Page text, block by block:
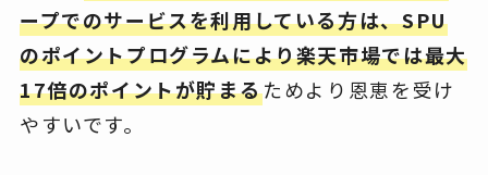
ープでのサービスを利用している方は、SPU
のポイントプログラムにより楽天市場では最大
17倍のポイントが貯まるためより恩恵を受け
やすいです。